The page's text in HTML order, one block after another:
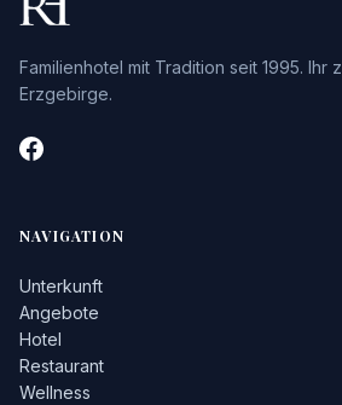
Familienhotel mit Tradition seit 1995. Ihr
Erzgebirge.
NAVIGATION
Unterkunft
Angebote
Hotel
Restaurant
Wellness